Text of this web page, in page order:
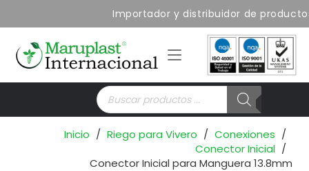
Importador y distribuidor de
Búsqueda
de
productos
Inicio / Riego para Vivero / Conexiones /
Conector Inicial /
Conector Inicial para Manguera 13.8mm